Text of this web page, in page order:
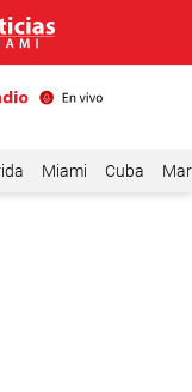
Miami Cuba